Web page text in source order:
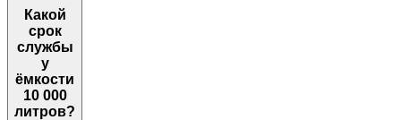
Какой
срок
службы
у
ёмкости
10 000
литров?